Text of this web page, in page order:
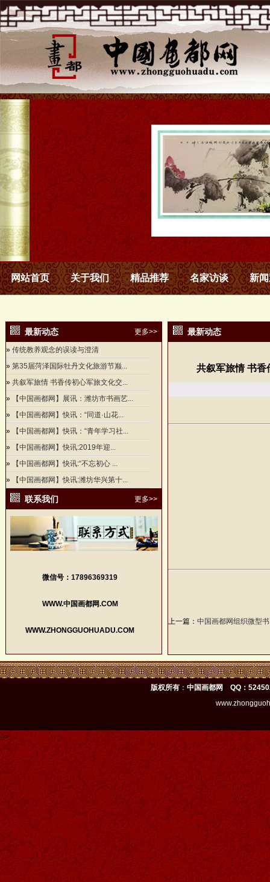
网站首页 关于我们 精品推荐 名家访谈 新
最新动态 更多>>
» 传统教养观念的误读与澄清
» 第35届菏泽国际牡丹文化旅游节巅...
» 共叙军旅情 书香传初心军旅文化交...
»
【中国画都网】展讯：潍坊市书画艺...
»
【中国画都网】快讯：“同道·山花...
»
【中国画都网】快讯：“青年学习社...
»
【中国画都网】快讯:2019年迎...
»
【中国画都网】快讯:“不忘初心 ...
»
【中国画都网】快讯:潍坊华兴第十...
联系我们 更多>>
微信号：17896369319
WWW.中国画都网.COM
WWW.ZHONGGUOHUADU.COM
最新动态
共叙军旅情 书香
上一篇： 中国画都网组织微型
版权所有 ： 中国画都网 QQ：
-->